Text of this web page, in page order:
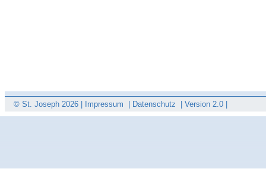
© St. Joseph 2026 | Impressum Datenschutz Version 2.0 |